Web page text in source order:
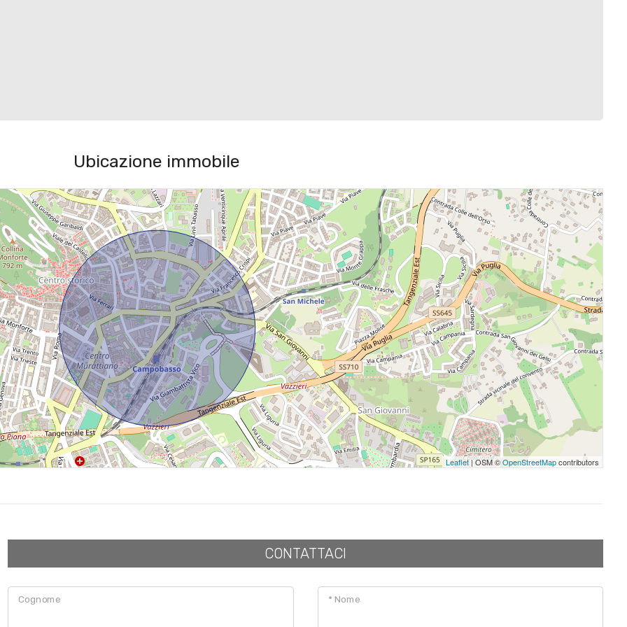
Ubicazione immobile
Leaflet| OSM ©OpenStreetMapcontributors
CONTATTACI
* Nome
Cognome